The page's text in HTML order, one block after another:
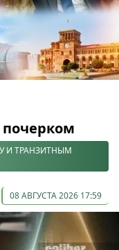
И ТРАНЗИТНЫМ
08 АВГУСТА 2026 17:59